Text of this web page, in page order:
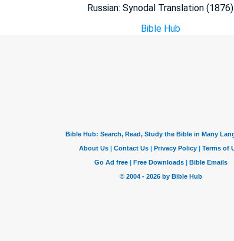
Russian: Synodal Translation (1876)
Bible Hub